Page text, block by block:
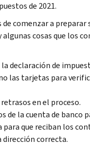
de 2021.
comenzar a preparar
cosas que los
declaración de
las tarjetas para
en el proceso.
de la cuenta de banco
para que reciban los
dirección correcta.